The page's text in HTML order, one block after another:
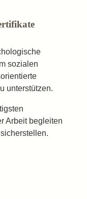
sozialen
unterstützen.
Arbeit begleiten